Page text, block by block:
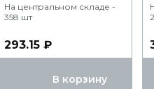
На центральном складе -
358 шт
293.15 ₽
В корзину